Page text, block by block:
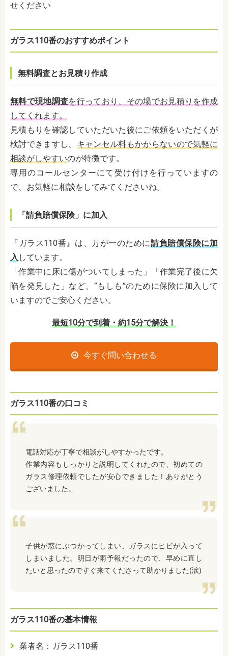
せください
ガラス110番のおすすめポイント
無料調査とお見積り作成
無料で現地調査を行っており、その場でお見積りを作成
してくれます。
見積もりを確認していただいた後にご依頼をいただくが
検討できますし、 キャンセル料もかからないので気軽に
相談がしやすいのが特徴です。
専用のコールセンターにて受け付けを行っていますの
で、お気軽に相談をしてみてくださいね。
「請負賠償保険」に加入
『ガラス110番』は、万が一のために請負賠償保険に加
入 しています。
「作業中に床に傷がついてしまった」「作業完了後に欠
陥を発見した」など、”もしも”のために保険に加入して
いますのでご安心ください。
最短10分で到着・約15分で解決！
今すぐ問い合わせる
ガラス110番の口コミ
電話対応が丁寧で相談がしやすかったです。
作業内容もしっかりと説明してくれたので、初めての
ガラス修理依頼でしたが安心できました！ありがとう
ございました。
子供が窓にぶつかってしまい、ガラスにヒビが入って
しまいました。明日が雨予報だったので、早めに直し
たいと思ったのですぐ来てくださって助かりました(涙)
ガラス110番の基本情報
業者名：ガラス110番